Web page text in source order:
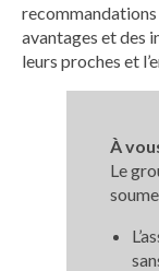
avantages et des
leurs proches et
À
Le